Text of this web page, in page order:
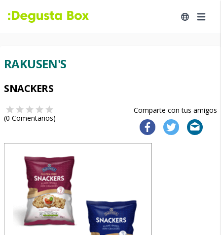
RAKUSEN'S
SNACKERS
Comparte con tus amigos
(0 Comentarios)